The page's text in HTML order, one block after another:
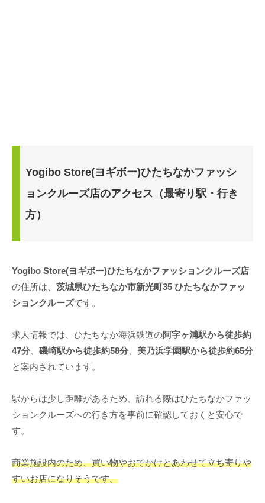
Yogibo Store(ヨギボー)ひたちなかファッシ
ョンクルーズ店のアクセス（最寄り駅・行き
方）
Yogibo Store(ヨギボー)ひたちなかファッションクルーズ店
の住所は、 茨城県ひたちなか市新光町35 ひたちなかファッ
ションクルーズです。
求人情報では、ひたちなか海浜鉄道の阿字ヶ浦駅から徒歩約
47分
磯崎駅から徒歩約58分
美乃浜学園駅から徒歩約65分
と案内されています。
駅からは少し距離があるため、訪れる際はひたちなかファッ
ションクルーズへの行き方を事前に確認しておくと安心で
す。
商業施設内のため、買い物やおでかけとあわせて立ち寄りや
すいお店になりそうです。